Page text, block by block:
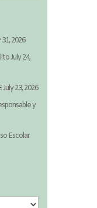
31, 2026
July 24,
July 23, 2026
y
Escolar